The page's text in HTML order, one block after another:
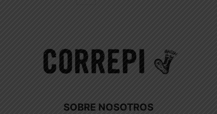
SOBRE NOSOTROS